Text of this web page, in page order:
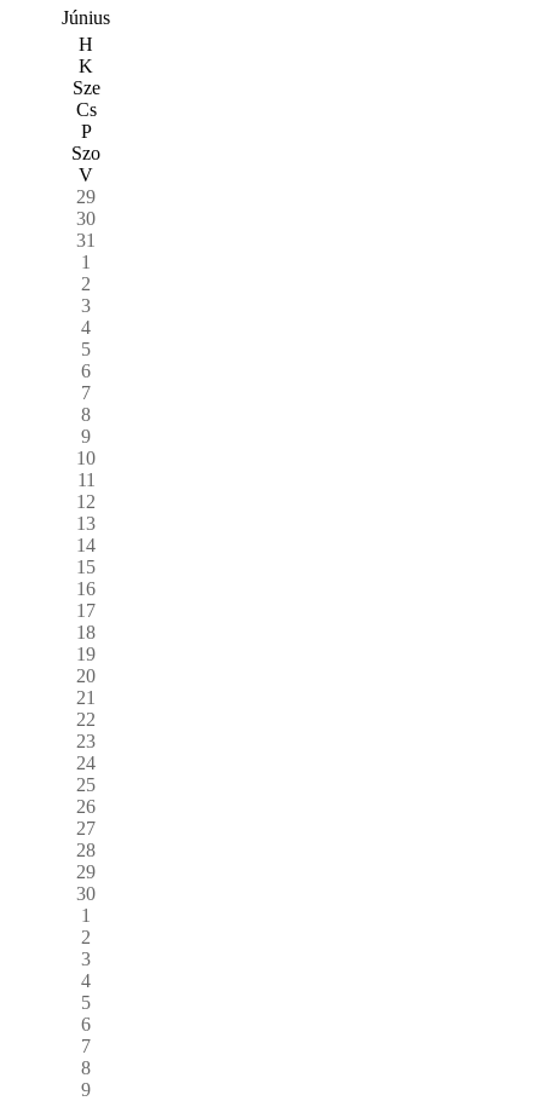
Június
H
K
Sze
Cs
P
Szo
V
29
30
31
1
2
3
4
5
6
7
8
9
10
11
12
13
14
15
16
17
18
19
20
21
22
23
24
25
26
27
28
29
30
1
2
3
4
5
6
7
8
9